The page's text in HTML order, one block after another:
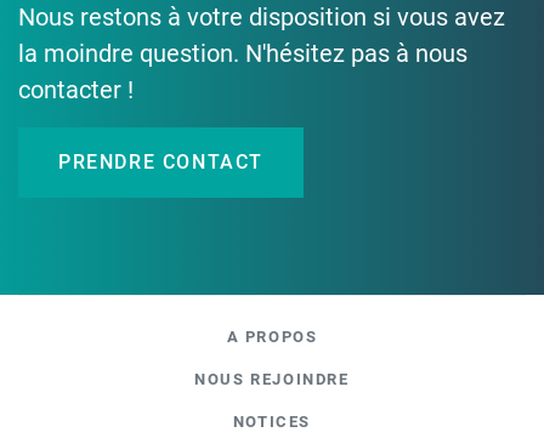
Nous restons à votre disposition si vous avez
la moindre question. N'hésitez pas à nous
contacter !
PRENDRE CONTACT
A PROPOS
NOUS REJOINDRE
NOTICES